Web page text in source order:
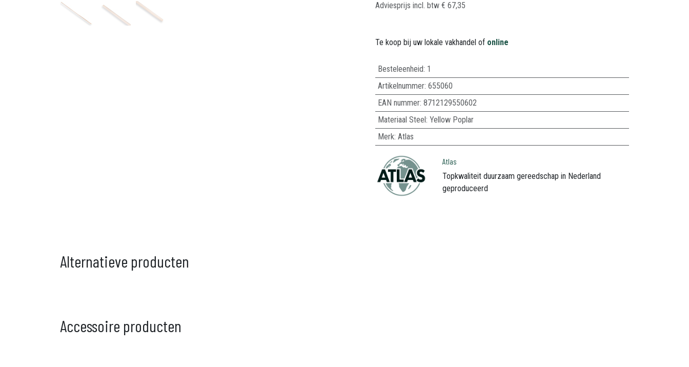
Adviesprijs incl. btw € 67,35
Te koop bij uw lokale vakhandel of online
Besteleenheid: 1
Artikelnummer: 655060
EAN nummer: 8712129550602
Materiaal Steel: Yellow Poplar
Merk: Atlas
Atlas
Topkwaliteit duurzaam gereedschap in Nederland
geproduceerd
Alternatieve producten
Accessoire producten